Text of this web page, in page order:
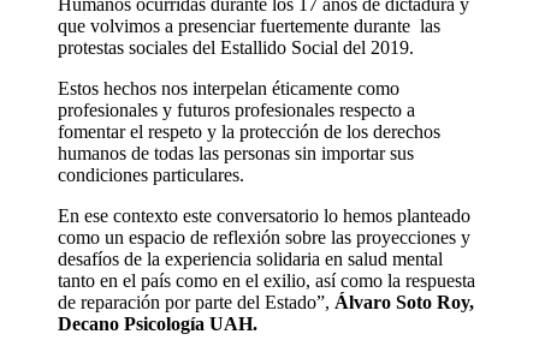
que volvimos a presenciar fuertemente durante las
protestas sociales del Estallido Social del 2019.
Estos hechos nos interpelan éticamente como
profesionales y futuros profesionales respecto a
fomentar el respeto y la protección de los derechos
humanos de todas las personas sin importar sus
condiciones particulares.
En ese contexto este conversatorio lo hemos planteado
como un espacio de reflexión sobre las proyecciones y
desafíos de la experiencia solidaria en salud mental
tanto en el país como en el exilio, así como la respuesta
de reparación por parte del Estado”, Álvaro Soto Roy,
Decano Psicología UAH.